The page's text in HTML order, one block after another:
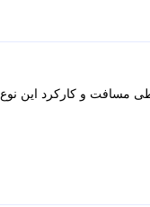
ندارد، گفت: کیلومتر طی مسافت و کارکرد این نوع